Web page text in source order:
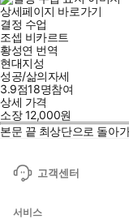
상세페이지 바로가기
결정 수업
조셉 비카르트
황성연 번역
현대지성
성공/삶의자세
3.9점18명참여
상세 가격
소장12,000원
본문 끝 최상단으로 돌아
고객센터
서비스